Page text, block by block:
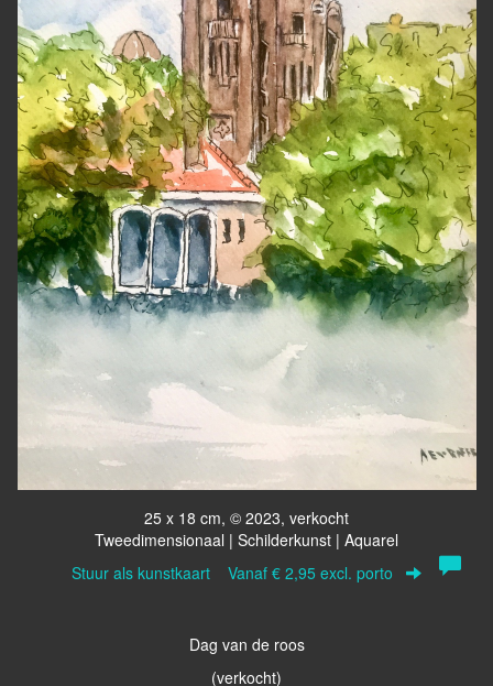
25 x 18 cm, © 2023, verkocht
Tweedimensionaal | Schilderkunst | Aquarel
Stuur als kunstkaart Vanaf € 2,95 excl. porto
Dag van de roos
(verkocht)